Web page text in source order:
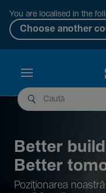
You are localised in the
Choose another
Better
Better
Pozi­țio­narea